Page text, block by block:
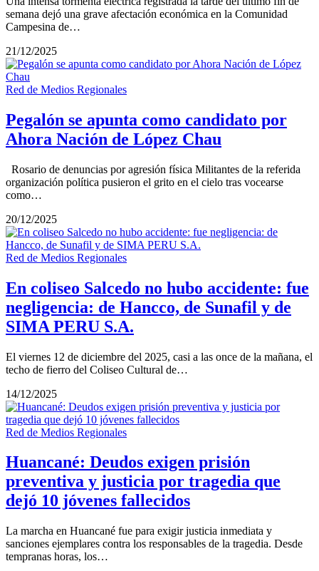
semana dejó una grave afectación económica en la Comunidad
Campesina de…
21/12/2025
Red de Medios Regionales
Pegalón se apunta como candidato por
Ahora Nación de López Chau
Rosario de denuncias por agresión física Militantes de la referida
organización política pusieron el grito en el cielo tras vocearse
como…
20/12/2025
Red de Medios Regionales
En coliseo Salcedo no hubo accidente: fue
negligencia: de Hancco, de Sunafil y de
SIMA PERU S.A.
El viernes 12 de diciembre del 2025, casi a las once de la mañana, el
techo de fierro del Coliseo Cultural de…
14/12/2025
Red de Medios Regionales
Huancané: Deudos exigen prisión
preventiva y justicia por tragedia que
dejó 10 jóvenes fallecidos
La marcha en Huancané fue para exigir justicia inmediata y
sanciones ejemplares contra los responsables de la tragedia. Desde
tempranas horas, los…